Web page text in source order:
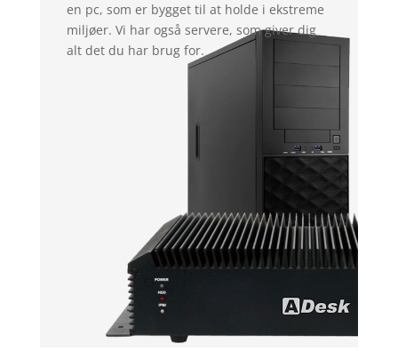
en pc, som er bygget til at holde i ekstreme
miljøer. Vi har også servere, som giver dig
alt det du har brug for.